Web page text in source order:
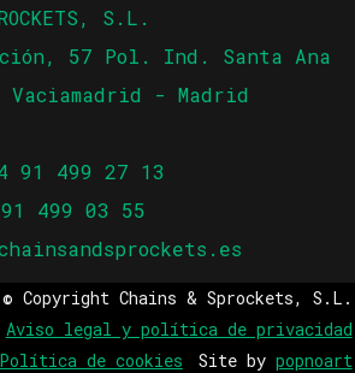
S.L.
57 Pol. Ind. Santa Ana
Vaciamadrid - Madrid
91 499 27 13
499 03 55
© Copyright Chains & Sprockets, S.L.
Aviso legal y política de privacidad
Política de cookies
Site by popnoart